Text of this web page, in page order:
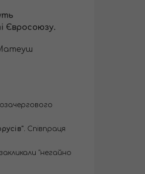
Євросоюзу.
Матеуш
. Співпраця
"негайно